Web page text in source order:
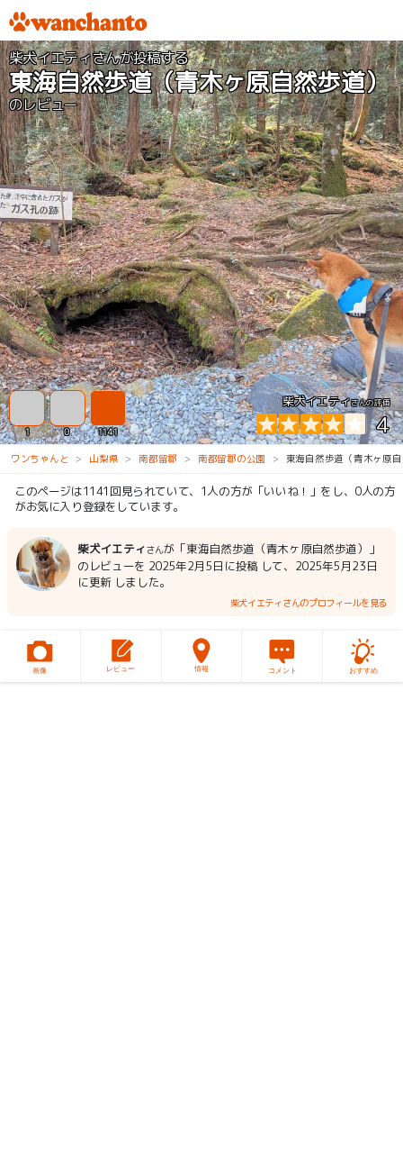
柴犬イエティさんが投稿する
東海自然歩道（青木ヶ原自然歩道）
のレビュー
柴犬イエティさんの評価
4
1 0 1141
ワンちゃんと 山梨県 南都留郡 南都留郡の公園 東海自然歩道（青木ヶ原
このページは1141回見られていて、1人の方が「いいね！」をし、0人の方
がお気に入り登録をしています。
柴犬イエティさんが「東海自然歩道（青木ヶ原自然歩道）」
のレビューを 2025年2月5日に投稿 して、2025年5月23日
に更新 しました。
柴犬イエティさんのプロフィールを見る
画像 レビュー 情報 コメント おすすめ